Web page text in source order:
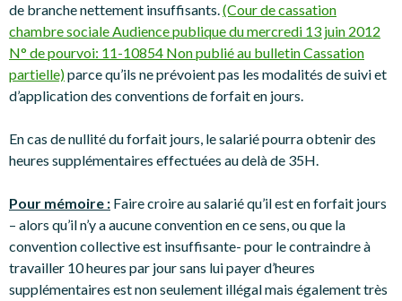
de branche nettement insuffisants.(Cour de cassation
chambre sociale Audience publique du mercredi 13 juin 2012
N° de pourvoi: 11-10854 Non publié au bulletin Cassation
partielle)parce qu’ils ne prévoient pas les modalités de suivi et
d’application des conventions de forfait en jours.
En cas de nullité du forfait jours, le salarié pourra obtenir des
heures supplémentaires effectuées au delà de 35H.
Pour mémoire : Faire croire au salarié qu’il est en forfait jours
– alors qu’il n’y a aucune convention en ce sens, ou que la
convention collective est insuffisante- pour le contraindre à
travailler 10 heures par jour sans lui payer d’heures
supplémentaires est non seulement illégal mais également très